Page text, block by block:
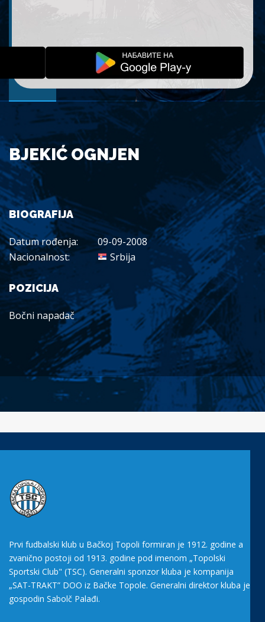
BJEKIĆ OGNJEN
BIOGRAFIJA
Datum rođenja:
09-09-2008
Nacionalnost:
Srbija
POZICIJA
Bočni napadač
Prvi fudbalski klub u Bačkoj Topoli formiran je 1912. godine a
zvanično postoji od 1913. godine pod imenom „Topolski
Sportski Club" (TSC). Generalni sponzor kluba je kompanija
„SAT-TRAKT” DOO iz Bačke Topole. Generalni direktor kluba je
gospodin Sabolč Palađi.